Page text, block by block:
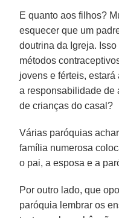
E quanto aos filhos?
esquecer que um
doutrina da Igreja.
métodos
jovens e férteis,
a responsabilidade de
de crianças do casal?
Várias paróquias
família numerosa
o pai, a esposa e a
Por outro lado, que
paróquia lembrar os